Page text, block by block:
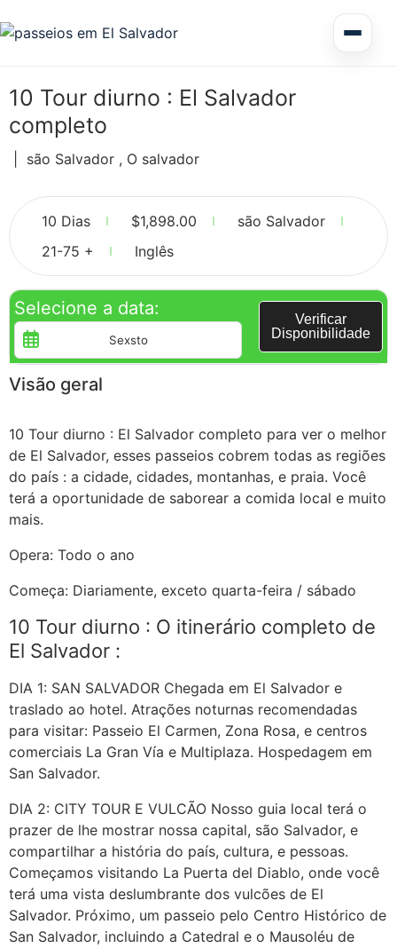
Circuitos América Central
Honduras
Nicarágua
Guatemala
10 Tour diurno : El Salvador
completo
são Salvador , O salvador
10 Dias $1,898.00
são Salvador
21-75 +
Inglês
Selecione a data:
Verificar
Disponibilidade
Visão geral
10 Tour diurno : El Salvador completo para ver o melhor
de El Salvador, esses passeios cobrem todas as regiões
do país : a cidade, cidades, montanhas, e praia. Você
terá a oportunidade de saborear a comida local e muito
mais.
Opera: Todo o ano
Começa: Diariamente, exceto quarta-feira / sábado
10 Tour diurno : O itinerário completo de
El Salvador :
DIA 1: SAN SALVADOR Chegada em El Salvador e
traslado ao hotel. Atrações noturnas recomendadas
para visitar: Passeio El Carmen, Zona Rosa, e centros
comerciais La Gran Vía e Multiplaza. Hospedagem em
San Salvador.
DIA 2: CITY TOUR E VULCÃO Nosso guia local terá o
prazer de lhe mostrar nossa capital, são Salvador, e
compartilhar a história do país, cultura, e pessoas.
Começamos visitando La Puerta del Diablo, onde você
terá uma vista deslumbrante dos vulcões de El
Salvador. Próximo, um passeio pelo Centro Histórico de
San Salvador, incluindo a Catedral e o Mausoléu de